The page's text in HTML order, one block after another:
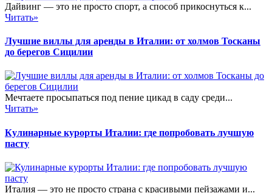
Дайвинг — это не просто спорт, а способ прикоснуться к...
Читать»
Лучшие виллы для аренды в Италии: от холмов Тосканы
до берегов Сицилии
Мечтаете просыпаться под пение цикад в саду среди...
Читать»
Кулинарные курорты Италии: где попробовать лучшую
пасту
Италия — это не просто страна с красивыми пейзажами и...